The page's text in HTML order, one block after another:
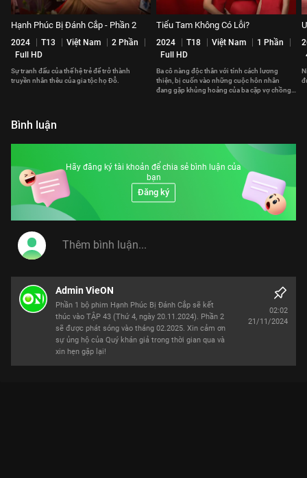
Hạnh Phúc Bị Đánh Cắp - Phần 2
2024 T13 Việt Nam
2 Phần
Full HD
Sự tranh đấu của thế hệ trẻ để trở thành
truyền nhân thêu của gia tộc họ Đỗ.
Tiểu Tam Không Có Lỗi?
2024 T18 Việt Nam
1 Phần
Full HD
Ba cô nàng độc thân với tính cách lương
thiện, bị cuốn vào những cuộc hôn nhân
đang gặp khủng hoảng của ba cặp vợ chồng
Bình luận
Hãy đăng ký tài khoản để chia sẻ bình luận của
bạn
Đăng ký
Admin VieON
Phần 1 bộ phim Hạnh Phúc Bị Đánh Cắp sẽ kết
thúc vào TẬP 43 (Thứ 4, ngày 20.11.2024). Phần 2
sẽ được phát sóng vào tháng 02.2025. Xin cảm ơn
sự ủng hộ của Quý khán giả trong thời gian qua và
xin hẹn gặp lại!
02:02
21/11/2024